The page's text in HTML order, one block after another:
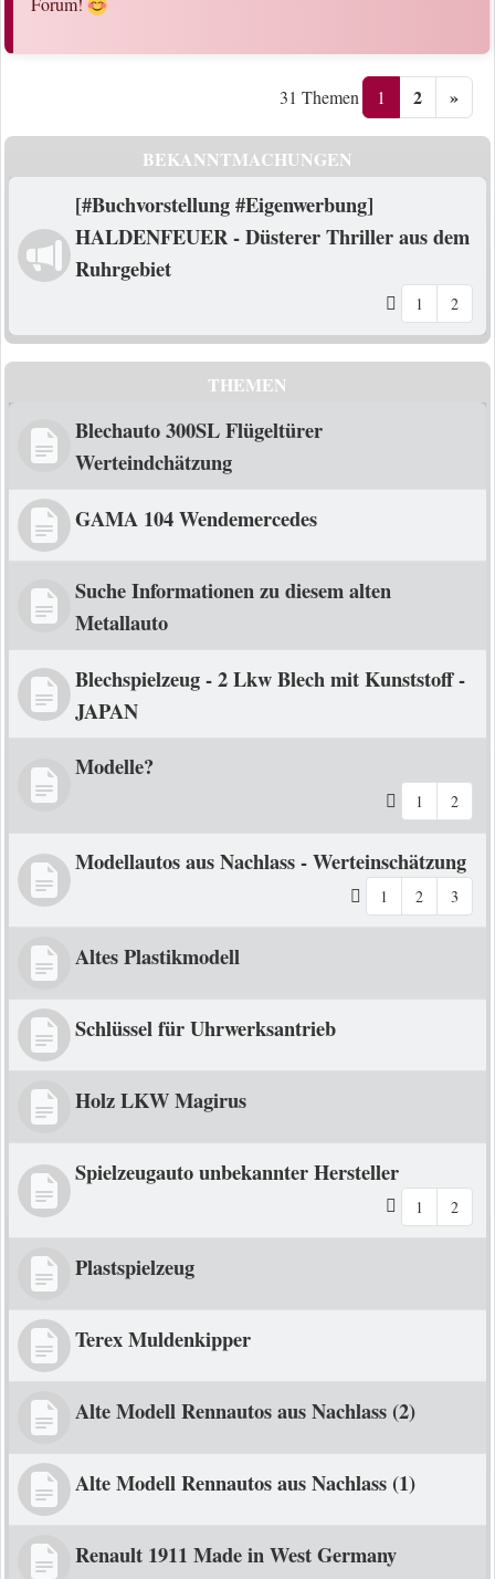
31 Themen 1 2 »
BEKANNTMACHUNGEN
[#Buchvorstellung #Eigenwerbung]
HALDENFEUER - Düsterer Thriller aus dem
Ruhrgebiet
1 2
THEMEN
Blechauto 300SL Flügeltürer
Werteindchätzung
GAMA 104 Wendemercedes
Suche Informationen zu diesem alten
Metallauto
Blechspielzeug - 2 Lkw Blech mit Kunststoff -
JAPAN
Modelle?
1 2
Modellautos aus Nachlass - Werteinschätzung
1 2 3
Altes Plastikmodell
Schlüssel für Uhrwerksantrieb
Holz LKW Magirus
Spielzeugauto unbekannter Hersteller
1 2
Plastspielzeug
Terex Muldenkipper
Alte Modell Rennautos aus Nachlass (2)
Alte Modell Rennautos aus Nachlass (1)
Renault 1911 Made in West Germany